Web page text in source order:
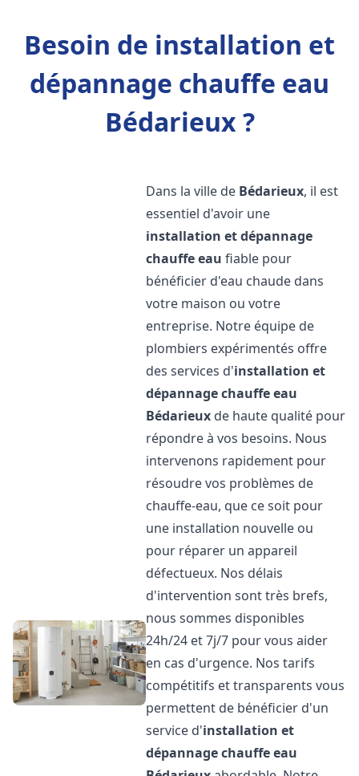
Besoin de installation et
dépannage chauffe eau
Bédarieux ?
Dans la ville de Bédarieux, il est
essentiel d'avoir une
installation et dépannage
chauffe eau fiable pour
bénéficier d'eau chaude dans
votre maison ou votre
entreprise. Notre équipe de
plombiers expérimentés offre
des services d'installation et
dépannage chauffe eau
Bédarieux de haute qualité pour
répondre à vos besoins. Nous
intervenons rapidement pour
résoudre vos problèmes de
chauffe-eau, que ce soit pour
une installation nouvelle ou
pour réparer un appareil
défectueux. Nos délais
d'intervention sont très brefs,
nous sommes disponibles
24h/24 et 7j/7 pour vous aider
en cas d'urgence. Nos tarifs
compétitifs et transparents vous
permettent de bénéficier d'un
service d'installation et
dépannage chauffe eau